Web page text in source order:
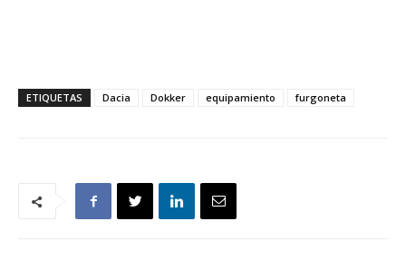
ETIQUETAS Dacia Dokker equipamiento furgoneta